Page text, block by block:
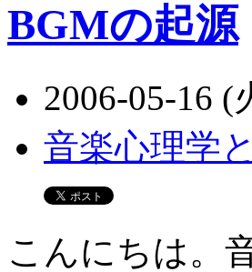
BGMの起源
2006-05-16 (
音楽心理学
こんにちは。